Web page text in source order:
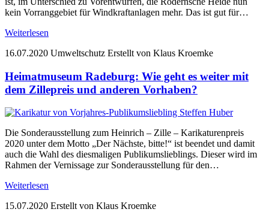
kein Vorranggebiet für Windkraftanlagen mehr. Das ist gut für…
Weiterlesen
16.07.2020 Umweltschutz Erstellt von Klaus Kroemke
Heimatmuseum Radeburg: Wie geht es weiter mit
dem Zillepreis und anderen Vorhaben?
Die Sonderausstellung zum Heinrich – Zille – Karikaturenpreis
2020 unter dem Motto „Der Nächste, bitte!“ ist beendet und damit
auch die Wahl des diesmaligen Publikumslieblings. Dieser wird im
Rahmen der Vernissage zur Sonderausstellung für den…
Weiterlesen
15.07.2020 Erstellt von Klaus Kroemke